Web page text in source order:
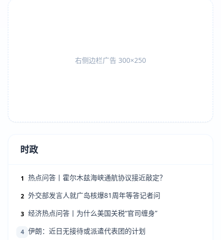
右侧边栏广告 300×250
时政
1 热点问答丨霍尔木兹海峡通航协议接近敲定？
2 外交部发言人就广岛核爆81周年等答记者问
3 经济热点问答丨为什么美国关税“官司缠身”
4 伊朗：近日无接待或派遣代表团的计划